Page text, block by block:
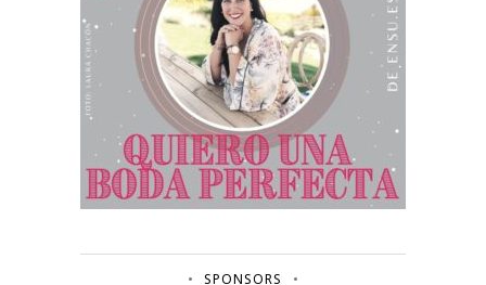
SPONSORS